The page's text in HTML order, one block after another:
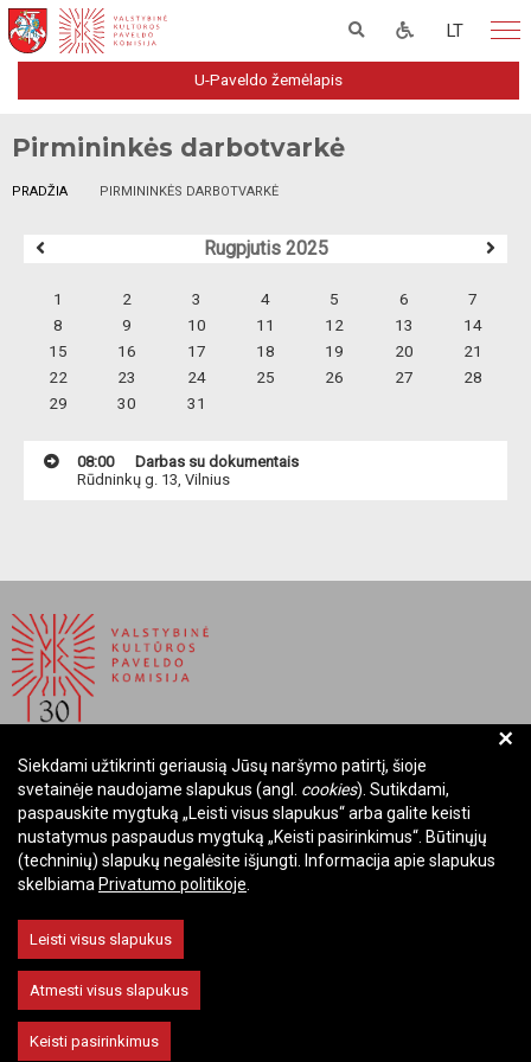
LT
U-Paveldo žemėlapis
Pirmininkės darbotvarkė
PRADŽIA PIRMININKĖS DARBOTVARKĖ
Rugpjutis 2025
1 2 3 4 5 6
7
8
9 10 11 12 13
14
15
16 17 18 19 20
21
22
23 24 25 26 27
28
29
30 31
08:00
Darbas su dokumentais
Rūdninkų g. 13, Vilnius
BIUDŽETINĖ ĮSTAIGA LIETUVOS RESPUBLIKOS
VALSTYBINĖ KULTŪROS PAVELDO KOMISIJA
Įmonės kodas: Juridinių asmenų registre 288700520
Adresas: Rūdninkų g. 13, 01135 Vilnius
El. paštas: komisija@vkpk.lt
BENDRAUKIME
+
Siekdami užtikrinti geriausią Jūsų naršymo patirtį, šioje
svetainėje naudojame slapukus (angl. cookies). Sutikdami,
paspauskite mygtuką „Leisti visus slapukus“ arba galite keisti
nustatymus paspaudus mygtuką „Keisti pasirinkimus“. Būtinųjų
(techninių) slapukų negalėsite išjungti. Informacija apie slapukus
skelbiama Privatumo politikoje
Leisti visus slapukus
Atmesti visus slapukus
Keisti pasirinkimus